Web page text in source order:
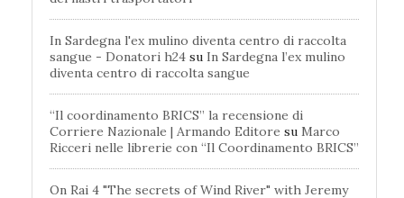
In Sardegna l'ex mulino diventa centro di raccolta
sangue - Donatori h24 su In Sardegna l’ex mulino
diventa centro di raccolta sangue
“Il coordinamento BRICS” la recensione di
Corriere Nazionale | Armando Editore su Marco
Ricceri nelle librerie con “Il Coordinamento BRICS”
On Rai 4 "The secrets of Wind River" with Jeremy